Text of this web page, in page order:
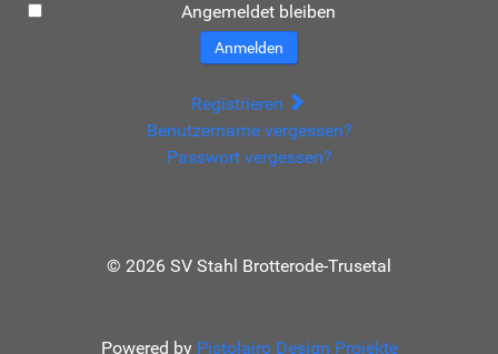
Angemeldet bleiben
Anmelden
Registrieren
Benutzername vergessen?
Passwort vergessen?
© 2026 SV Stahl Brotterode-Trusetal
Powered by Pistolairo Design Projekte